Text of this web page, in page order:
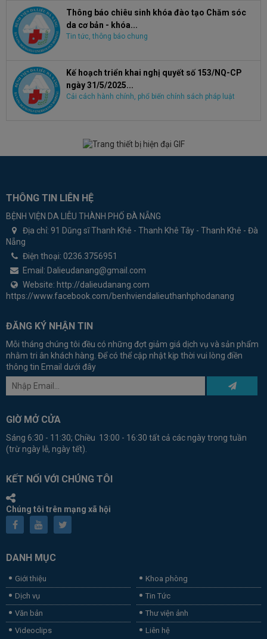
Thông báo chiêu sinh khóa đào tạo Chăm sóc
da cơ bản - khóa...
Tin tức, thông báo chung
Kế hoạch triển khai nghị quyết số 153/NQ-CP
ngày 31/5/2025...
Cải cách hành chính, phổ biến chính sách pháp luật
THÔNG TIN LIÊN HỆ
BỆNH VIỆN DA LIỄU THÀNH PHỐ ĐÀ NẴNG
Địa chỉ: 91 Dũng sĩ Thanh Khê - Thanh Khê Tây - Thanh Khê - Đà
Nẵng
Điện thoại: 0236.3756951
Email: Dalieudanang@gmail.com
Website: http://dalieudanang.com
https://www.facebook.com/benhviendalieuthanhphodanang
ĐĂNG KÝ NHẬN TIN
Mỗi tháng chúng tôi đều có những đợt giảm giá dịch vụ và sản phẩm
nhằm tri ân khách hàng. Để có thể cập nhật kịp thời vui lòng điền
thông tin Email dưới đây
GIỜ MỞ CỬA
Sáng 6:30 - 11:30; Chiều 13:00 - 16:30 tất cả các ngày trong tuần
(trừ ngày lễ, ngày tết).
KẾT NỐI VỚI CHÚNG TÔI
Chúng tôi trên mạng xã hội
DANH MỤC
Giới thiệu
Khoa phòng
Dịch vụ
Tin Tức
Văn bản
Thư viện ảnh
Videoclips
Liên hệ